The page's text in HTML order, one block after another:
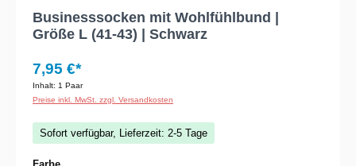
Businesssocken mit Wohlfühlbund |
Größe L (41-43) | Schwarz
7,95 €*
Inhalt: 1 Paar
Preise inkl. MwSt. zzgl. Versandkosten
Sofort verfügbar, Lieferzeit: 2-5 Tage
auswählen